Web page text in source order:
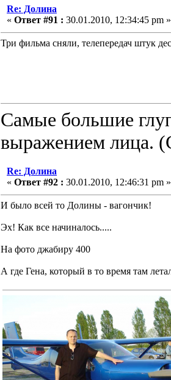
Re: Долина
« Ответ #91 : 30.01.2010, 12:34:45 pm »
Три фильма сняли, телепередач штук
Самые большие
выражением лица.
Re: Долина
« Ответ #92 : 30.01.2010, 12:46:31 pm »
И было всей то Долины - вагончик!
Эх! Как все начиналось.....
На фото джабиру 400
А где Гена, который в то время там